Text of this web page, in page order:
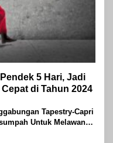
5 Hari, Jadi
di Tahun 2024
Tapestry-Capri
Untuk Melawan